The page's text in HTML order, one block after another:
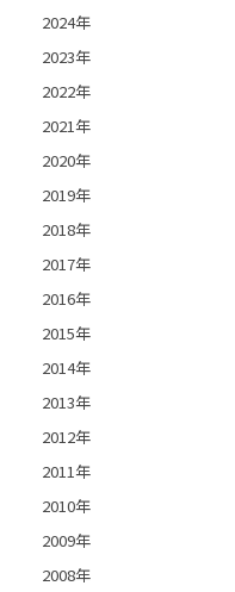
2024年
2023年
2022年
2021年
2020年
2019年
2018年
2017年
2016年
2015年
2014年
2013年
2012年
2011年
2010年
2009年
2008年